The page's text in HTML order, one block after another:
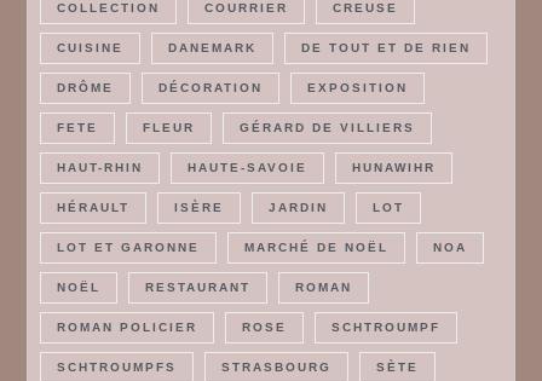
COLLECTION COURRIER CREUSE
CUISINE DANEMARK DE TOUT ET DE RIEN
DRÔME DÉCORATION EXPOSITION
FETE FLEUR GÉRARD DE VILLIERS
HAUT-RHIN HAUTE-SAVOIE HUNAWIHR
HÉRAULT ISÈRE JARDIN LOT
LOT ET GARONNE MARCHÉ DE NOËL NOA
NOËL RESTAURANT ROMAN
ROMAN POLICIER ROSE SCHTROUMPF
SCHTROUMPFS STRASBOURG SÈTE